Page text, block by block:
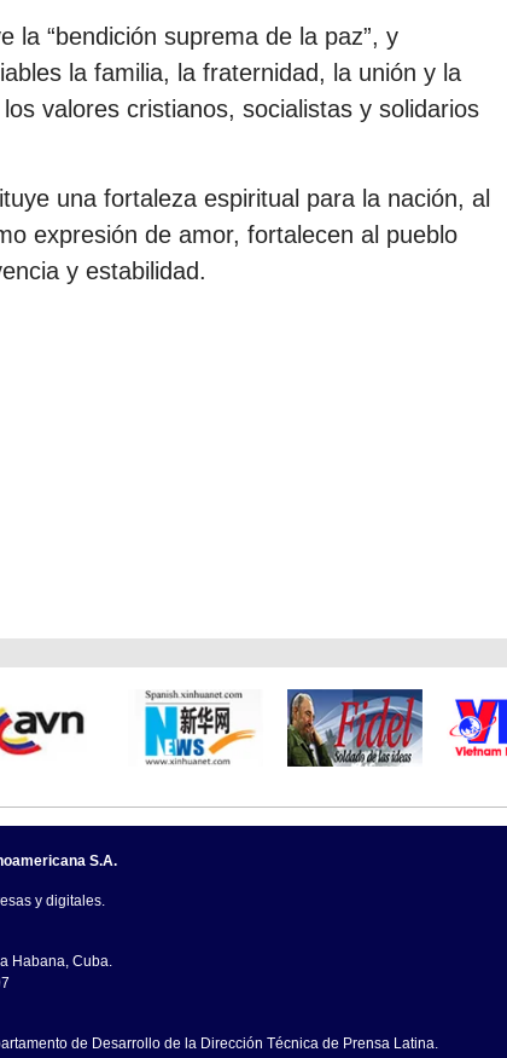
la “bendición suprema de la paz”, y
la familia, la fraternidad, la unión y la
valores cristianos, socialistas y solidarios
una fortaleza espiritual para la nación, al
expresión de amor, fortalecen al pueblo
y estabilidad.
S.A.
y digitales.
Habana, Cuba.
de Desarrollo de la Dirección Técnica de Prensa Latina.